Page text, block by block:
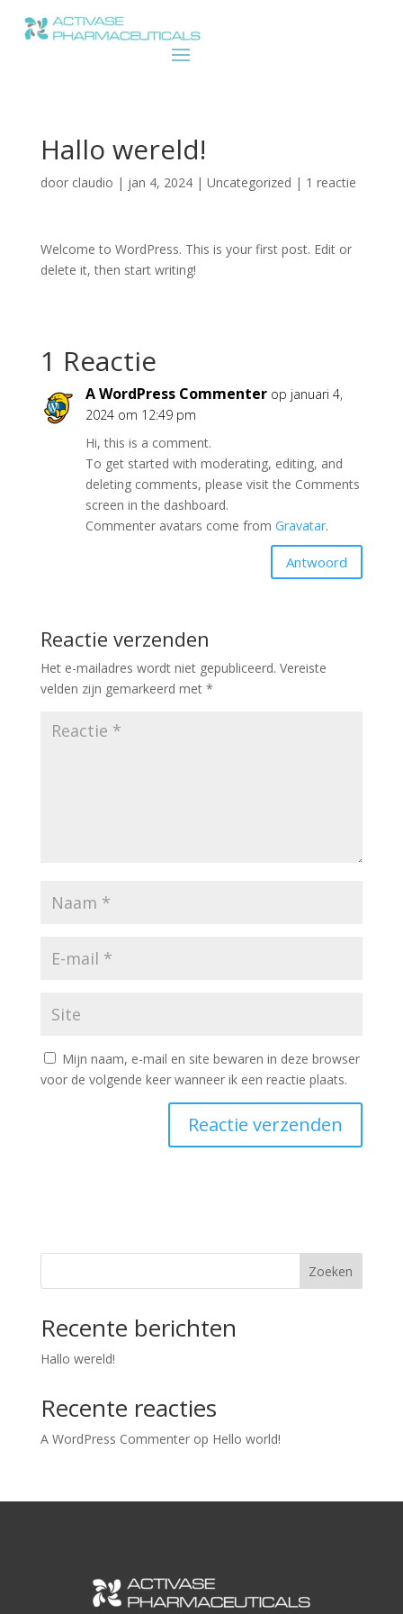
Hallo wereld!
door claudio | jan 4, 2024| Uncategorized | 1 reactie
Welcome to WordPress. This is your first post. Edit or
delete it, then start writing!
1 Reactie
A WordPress Commenter op januari 4,
2024 om 12:49 pm
Hi, this is a comment.
To get started with moderating, editing, and
deleting comments, please visit the Comments
screen in the dashboard.
Commenter avatars come from Gravatar.
Antwoord
Reactie verzenden
Het e-mailadres wordt niet gepubliceerd. Vereiste
velden zijn gemarkeerd met *
Mijn naam, e-mail en site bewaren in deze browser
voor de volgende keer wanneer ik een reactie plaats.
Zoeken
Recente berichten
Hallo wereld!
Recente reacties
A WordPress Commenterop Hello world!